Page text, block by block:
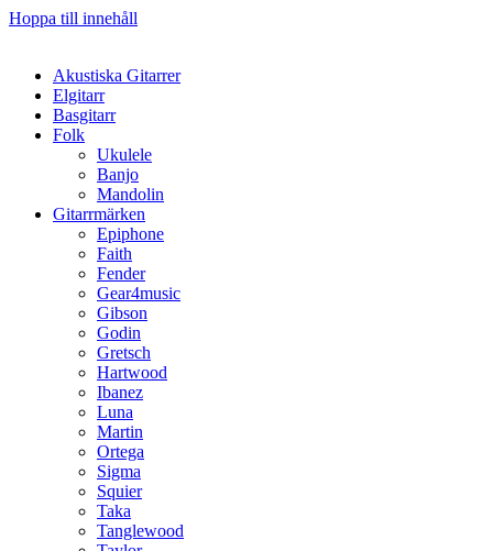
Hoppa till innehåll
Akustiska Gitarrer
Elgitarr
Basgitarr
Folk
Ukulele
Banjo
Mandolin
Gitarrmärken
Epiphone
Faith
Fender
Gear4music
Gibson
Godin
Gretsch
Hartwood
Ibanez
Luna
Martin
Ortega
Sigma
Squier
Taka
Tanglewood